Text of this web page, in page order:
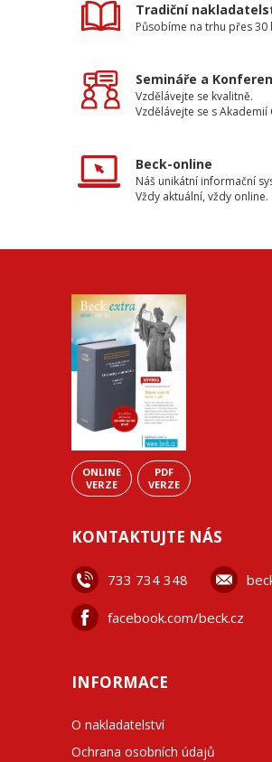
Tradiční
Působíme na trhu přes 30
Semináře a
Vzdělávejte se kvalitně.
Vzdělávejte se s Akademií
Beck-online
Náš unikátní informační
Vždy aktuální, vždy online.
ONLINE
VERZE
PDF
VERZE
KONTAKTUJTE NÁS
733 734 348
facebook.com/beck.cz
INFORMACE
O nakladatelství
Ochrana osobních údajů